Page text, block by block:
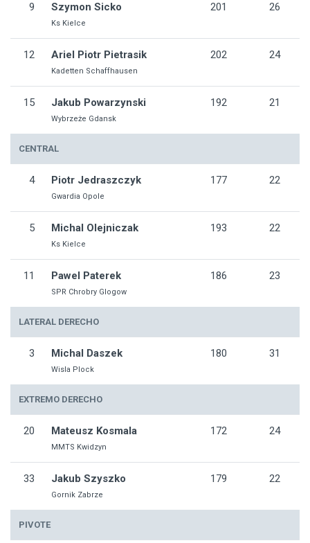
9 Szymon Sicko
Ks Kielce
201 26
12 Ariel Piotr Pietrasik
Kadetten Schaffhausen
202 24
15 Jakub Powarzynski
Wybrzeże Gdansk
192 21
CENTRAL
4 Piotr Jedraszczyk
Gwardia Opole
177 22
5 Michal Olejniczak
Ks Kielce
193 22
11 Pawel Paterek
SPR Chrobry Glogow
186 23
LATERAL DERECHO
3 Michal Daszek
Wisla Plock
180 31
EXTREMO DERECHO
20 Mateusz Kosmala
MMTS Kwidzyn
172 24
33 Jakub Szyszko
Gornik Zabrze
179 22
PIVOTE